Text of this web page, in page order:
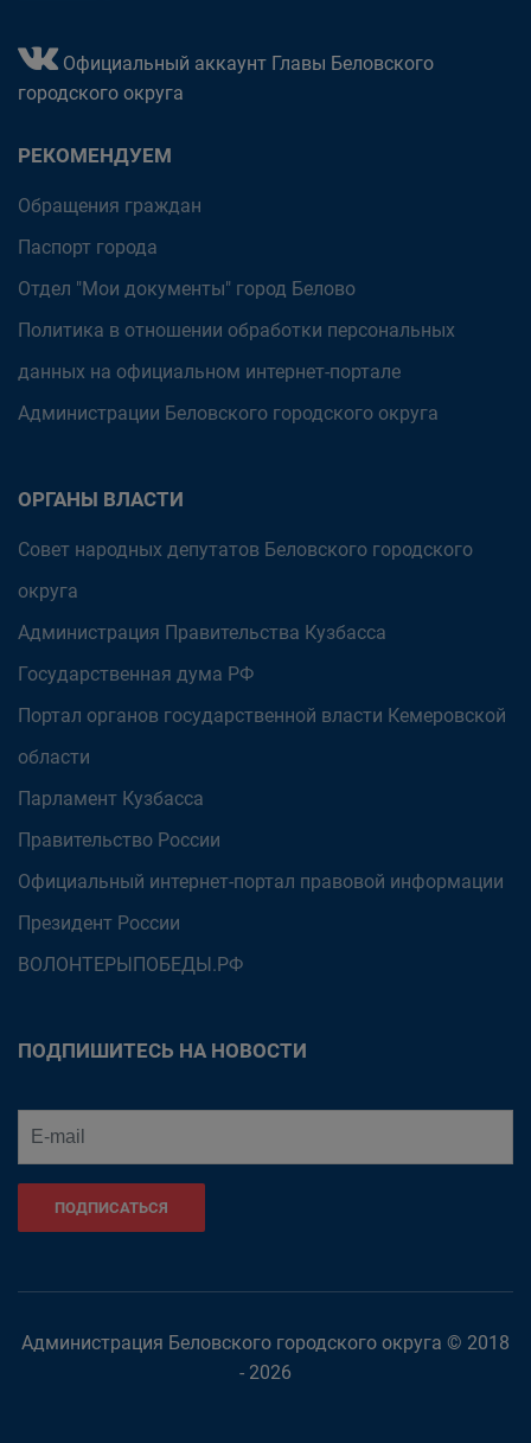
Официальный аккаунт Главы Беловского
городского округа
РЕКОМЕНДУЕМ
Обращения граждан
Паспорт города
Отдел "Мои документы" город Белово
Политика в отношении обработки персональных
данных на официальном интернет-портале
Администрации Беловского городского округа
ОРГАНЫ ВЛАСТИ
Совет народных депутатов Беловского городского
округа
Администрация Правительства Кузбасса
Государственная дума РФ
Портал органов государственной власти Кемеровской
области
Парламент Кузбасса
Правительство России
Официальный интернет-портал правовой информации
Президент России
ВОЛОНТЕРЫПОБЕДЫ.РФ
ПОДПИШИТЕСЬ НА НОВОСТИ
ПОДПИСАТЬСЯ
Администрация Беловского городского округа © 2018
- 2026